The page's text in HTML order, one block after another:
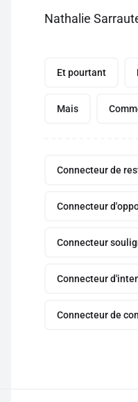
Nathalie
Et pourtant
Mais
Connecteur de
Connecteur
Connecteur
Connecteur
Connecteur de